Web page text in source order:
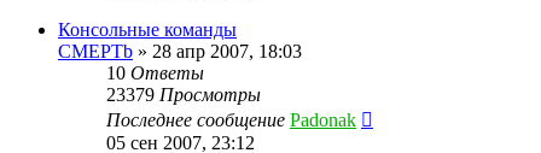
Консольные команды
CMEPTb » 28 апр 2007, 18:03
10 Ответы
23379 Просмотры
Последнее сообщение Padonak
05 сен 2007, 23:12